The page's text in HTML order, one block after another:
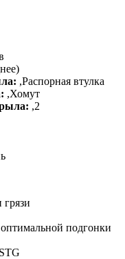
,Распорная втулка
,Хомут
,2
подгонки